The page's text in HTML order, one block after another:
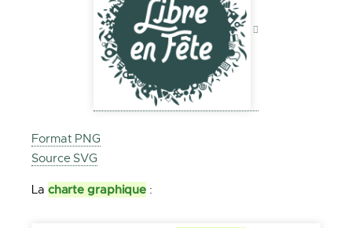
Format PNG
Source SVG
La charte graphique :